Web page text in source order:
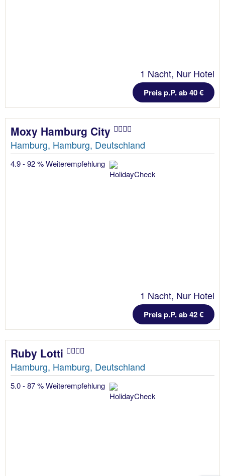
1 Nacht, Nur Hotel
Preis p.P. ab 40 €
Moxy Hamburg City
Hamburg, Hamburg, Deutschland
4.9 - 92 % Weiterempfehlung
1 Nacht, Nur Hotel
Preis p.P. ab 42 €
Ruby Lotti
Hamburg, Hamburg, Deutschland
5.0 - 87 % Weiterempfehlung